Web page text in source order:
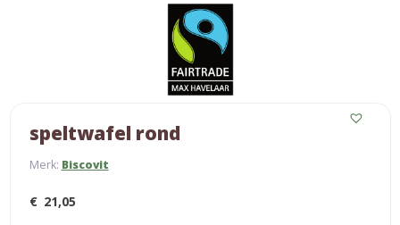
speltwafel rond
Merk: Biscovit
€ 21,05